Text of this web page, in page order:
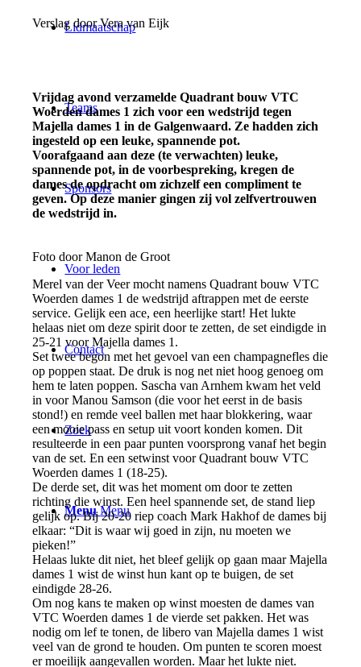
Lidmaatschap
Teams
Sponsors
Voor leden
Contact
Zoek
Menu Menu
Verslag door Vera van Eijk
Vrijdag avond verzamelde Quadrant bouw VTC
Woerden dames 1 zich voor een wedstrijd tegen
Majella dames 1 in de Galgenwaard. Ze hadden zich
ingesteld op een leuke, spannende pot.
Voorafgaand aan deze (te verwachten) leuke,
spannende pot, in de voorbespreking, kregen de
dames de opdracht om zichzelf een compliment te
geven. Op deze manier gingen zij vol zelfvertrouwen
de wedstrijd in.
Foto door Manon de Groot
Merel van der Veer mocht namens Quadrant bouw VTC
Woerden dames 1 de wedstrijd aftrappen met de eerste
service. Gelijk een ace, een heerlijke start! Het lukte
helaas niet om deze spirit door te zetten, de set eindigde in
25-21 voor Majella dames 1.
Set twee begon met het gevoel van een champagnefles die
op poppen staat. De druk is nog net niet hoog genoeg om
hem te laten poppen. Sascha van Arnhem kwam het veld
in voor Manou Samson (die voor het eerst in de basis
stond!) en remde veel ballen met haar blokkering, waar
een mooie pass en setup uit voort konden komen. Dit
resulteerde in een paar punten voorsprong vanaf het begin
van de set. En een setwinst voor Quadrant bouw VTC
Woerden dames 1 (18-25).
De derde set, dit was het moment om door te zetten
richting die winst. Een heel spannende set, de stand liep
gelijk op. Bij 20-20 riep coach Mark Hakhof de dames bij
elkaar: “Dit is waar wij goed in zijn, nu moeten we
pieken!”
Helaas lukte dit niet, het bleef gelijk op gaan maar Majella
dames 1 wist de winst hun kant op te buigen, de set
eindigde 28-26.
Om nog kans te maken op winst moesten de dames van
VTC Woerden dames 1 de vierde set pakken. Het was
nodig om lef te tonen, de libero van Majella dames 1 wist
veel van de grond te houden. Om punten te scoren moest
er moeilijk aangevallen worden. Maar het lukte niet.